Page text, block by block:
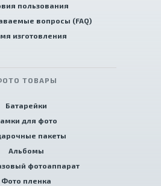
пользования
вопросы (FAQ)
изготовления
ТОВАРЫ
Батарейки
для фото
пакеты
Альбомы
фотоаппарат
Фото пленка